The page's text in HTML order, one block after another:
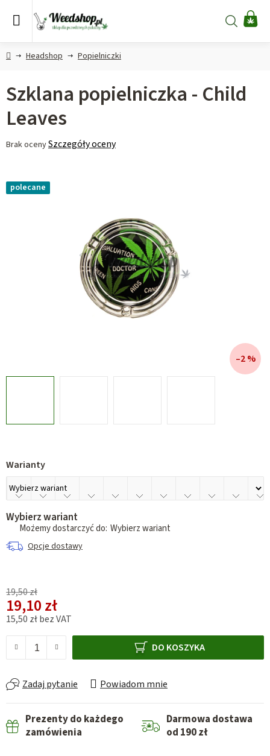
Szukaj
HomeHeadshop Popielniczki
Warianty
Wybierz wariant
Wybierz wariant
Opcje dostawy
19,50 zł
19,10 zł
15,50 zł bez VAT
DO KOSZYKA
Zadaj pytanie Powiadom mnie
Szklana popielniczka - Child
Leaves
Średnia
wynosi
0,0
Brak ocenySzczegóły oceny
polecane
–2 %
Prezenty do każdego
zamówienia
Darmowa dostawa
od 190 zł